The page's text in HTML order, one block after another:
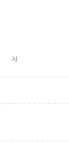
رد